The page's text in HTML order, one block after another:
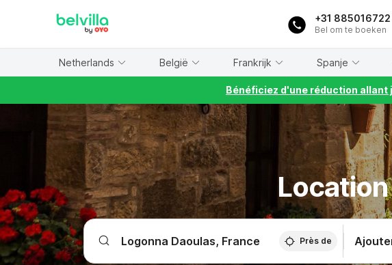
+31 885016722
Bel om te boeken
Netherlands België Frankrijk Spanje
Bénéficiez d'une réduction allant
Près de